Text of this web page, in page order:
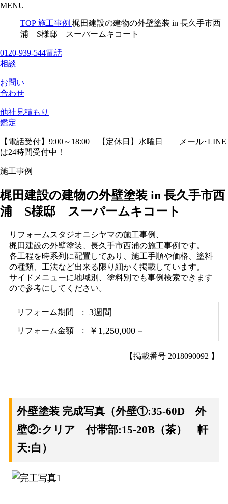
MENU
TOP 施工事例 梶田建設の建物の外壁塗装 in 長久手市西
浦 S様邸 スーパームキコート
0120-939-544電話
相談
お問い
合わせ
他社見積もり
鑑定
【電話受付】9:00～18:00 【定休日】水曜日
メール･LINE
は24時間受付中！
施工事例
梶田建設の建物の外壁塗装 in 長久手市西
浦 S様邸 スーパームキコート
リフォームスタジオニシヤマの施工事例、
梶田建設の外壁塗装、長久手市西浦の施工事例です。
各工程を時系列に配置してあり、施工手順や価格、塗料
の種類、工法など出来る限り細かく掲載しています。
サイドメニューに地域別、塗料別でも事例検索できます
ので参考にしてください。
リフォーム期間 3週間
リフォーム金額 ￥1,250,000－
【掲載番号 2018090092 】
外壁塗装 完成写真（外壁①:35-60D 外
壁②:クリア 付帯部:15-20B（茶） 軒
天:白）